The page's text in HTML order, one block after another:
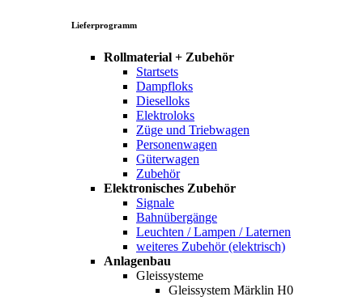
Lieferprogramm
Rollmaterial + Zubehör
Startsets
Dampfloks
Dieselloks
Elektroloks
Züge und Triebwagen
Personenwagen
Güterwagen
Zubehör
Elektronisches Zubehör
Signale
Bahnübergänge
Leuchten / Lampen / Laternen
weiteres Zubehör (elektrisch)
Anlagenbau
Gleissysteme
Gleissystem Märklin H0